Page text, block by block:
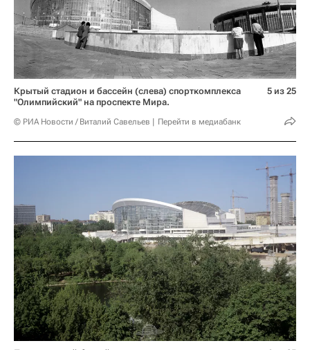
Крытый стадион и бассейн (слева) спорткомплекса
"Олимпийский" на проспекте Мира.
© РИА Новости / Виталий Савельев Перейти в медиабанк
5 из 25